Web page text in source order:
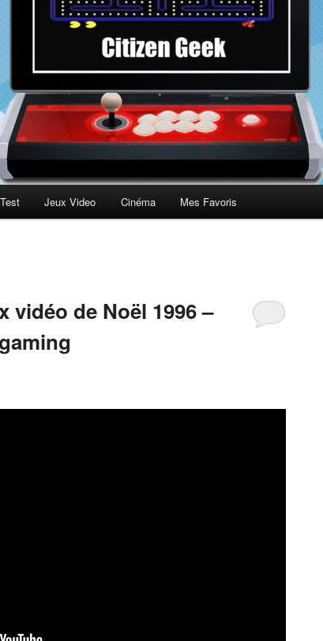
Test Jeux Video Cinéma Mes Favoris
vidéo de Noël 1996 –